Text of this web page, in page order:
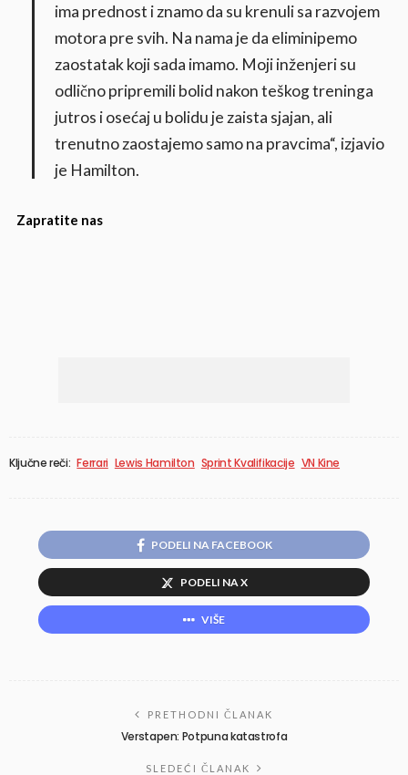
ima prednost i znamo da su krenuli sa razvojem
motora pre svih. Na nama je da eliminipemo
zaostatak koji sada imamo. Moji inženjeri su
odlično pripremili bolid nakon teškog treninga
jutros i osećaj u bolidu je zaista sjajan, ali
trenutno zaostajemo samo na pravcima“, izjavio
je Hamilton.
Zapratite nas
Ključne reči: Ferrari Lewis Hamilton Sprint Kvalifikacije VN Kine
PODELI NA FACEBOOK
PODELI NA X
VIŠE
PRETHODNI ČLANAK
Verstapen: Potpuna katastrofa
SLEDEĆI ČLANAK